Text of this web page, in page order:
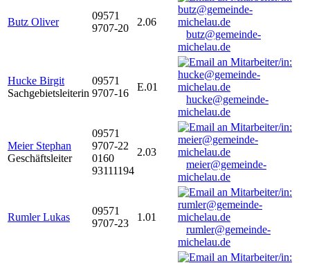
Butz Oliver
09571
9707-20
2.06
butz@gemeinde-
michelau.de
Hucke Birgit
Sachgebietsleiterin
09571
9707-16
E.01
hucke@gemeinde-
michelau.de
Meier Stephan
Geschäftsleiter
09571
9707-22
0160
93111194
2.03
meier@gemeinde-
michelau.de
Rumler Lukas
09571
9707-23
1.01
rumler@gemeinde-
michelau.de